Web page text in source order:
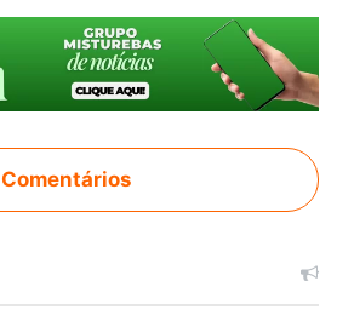
Comentários